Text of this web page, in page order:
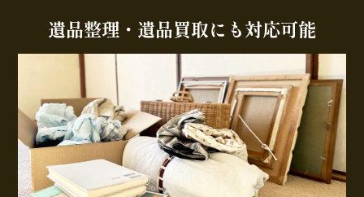
遺品整理・遺品買取にも対応可能